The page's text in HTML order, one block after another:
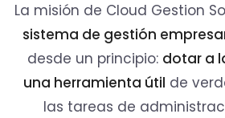
La misión de Cloud Gestion
sistema de gestión
desde un principio: dotar a
una herramienta útil de
las tareas de